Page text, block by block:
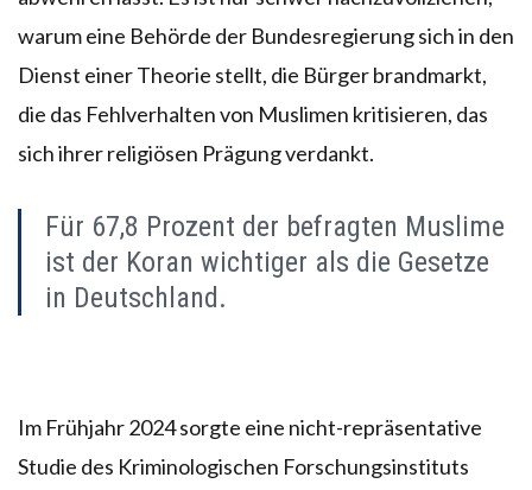
warum eine Behörde der Bundesregierung sich in den
Dienst einer Theorie stellt, die Bürger brandmarkt,
die das Fehlverhalten von Muslimen kritisieren, das
sich ihrer religiösen Prägung verdankt.
Für 67,8 Prozent der befragten Muslime
ist der Koran wichtiger als die Gesetze
in Deutschland.
Im Frühjahr 2024 sorgte eine nicht-repräsentative
Studie des Kriminologischen Forschungsinstituts